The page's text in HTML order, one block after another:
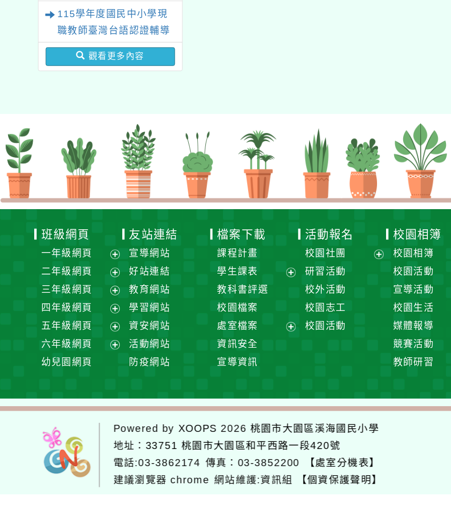
立臺灣師範大學辦理
「115年『青年百億海外
圓夢基金計畫』海外翱翔
組G-4-6『健康學一下』
澳洲塔斯馬尼亞大學參訪
115學年度國民中小學現
職教師臺灣台語認證輔導
增能課程計畫
觀看更多內容
班級網頁
一年級網頁
展
選
單
二年級網頁
展
選
單
三年級網頁
展
選
單
四年級網頁
展
開
選
五年級網頁
展
開
六年級網頁
單
幼兒園網頁
友站連結
宣導網站
好站連結
教育網站
學習網站
資安網站
活動網站
防疫網站
檔案下載
課程計畫
學生課表
單
教科書評選
校園檔案
處室檔案
資訊安全
宣導資訊
活動報名
校園社團
研習活動
校外活動
校園志工
校園活動
校園相簿
校園相簿
校園活動
宣導活動
校園生活
媒體報導
競賽活動
教師研習
Powered by XOOPS 2026桃園市大園區溪海國民小學
地址： 33751 桃園市大園區和平西路一段420號
電話:03-3862174 傳真：03-3852200
【處室分機表】
建議瀏覽器 chrome 網站維護:資訊組 【個資保護聲明】